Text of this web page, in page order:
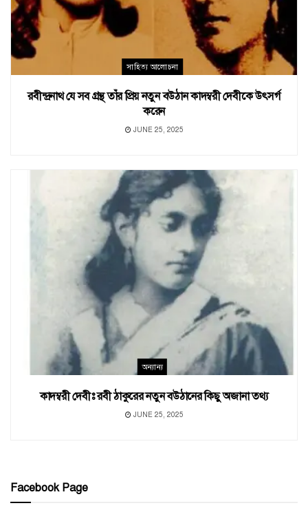
সাহিত্য আলোচনা
রবীন্দ্রনাথ যে সব গ্রন্থ তাঁর প্রিয় নতুন বউঠান কাদম্বরী দেবীকে উৎসর্গ
করেন
JUNE 25, 2025
অন্যান্য
কাদম্বরী দেবীঃ রবী ঠাকুরের নতুন বউঠানের কিছু অজানা তথ্য
JUNE 25, 2025
Facebook Page